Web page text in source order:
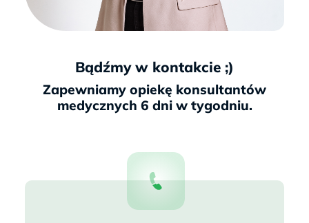
Bądźmy w kontakcie ;)